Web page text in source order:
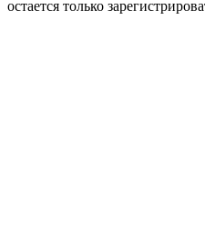
остается только